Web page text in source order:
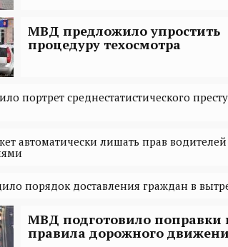
МВД предложило упростить
процедуру техосмотра
портрет среднестатистического
автоматически лишать прав водителей
порядок доставления граждан в
МВД подготовило поправки
правила дорожного